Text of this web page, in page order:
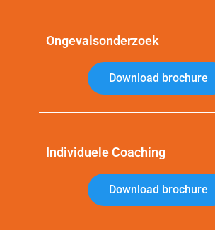
Ongevalsonderzoek
Download brochure
Individuele Coaching
Download brochure